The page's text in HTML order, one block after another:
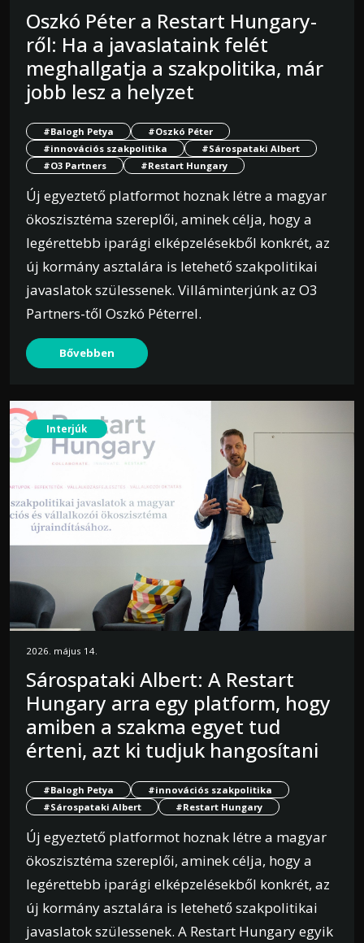
Oszkó Péter a Restart Hungary-
ről: Ha a javaslataink felét
meghallgatja a szakpolitika, már
jobb lesz a helyzet
#Balogh Petya
#Oszkó Péter
#innovációs szakpolitika
#Sárospataki Albert
#O3 Partners
#Restart Hungary
Új egyeztető platformot hoznak létre a magyar
ökoszisztéma szereplői, aminek célja, hogy a
legérettebb iparági elképzelésekből konkrét, az
új kormány asztalára is letehető szakpolitikai
javaslatok szülessenek. Villáminterjúnk az O3
Partners-től Oszkó Péterrel.
Bővebben
Interjúk
2026. május 14.
Sárospataki Albert: A Restart
Hungary arra egy platform, hogy
amiben a szakma egyet tud
érteni, azt ki tudjuk hangosítani
#Balogh Petya
#innovációs szakpolitika
#Sárospataki Albert
#Restart Hungary
Új egyeztető platformot hoznak létre a magyar
ökoszisztéma szereplői, aminek célja, hogy a
legérettebb iparági elképzelésekből konkrét, az
új kormány asztalára is letehető szakpolitikai
javaslatok szülessenek. A Restart Hungary egyik